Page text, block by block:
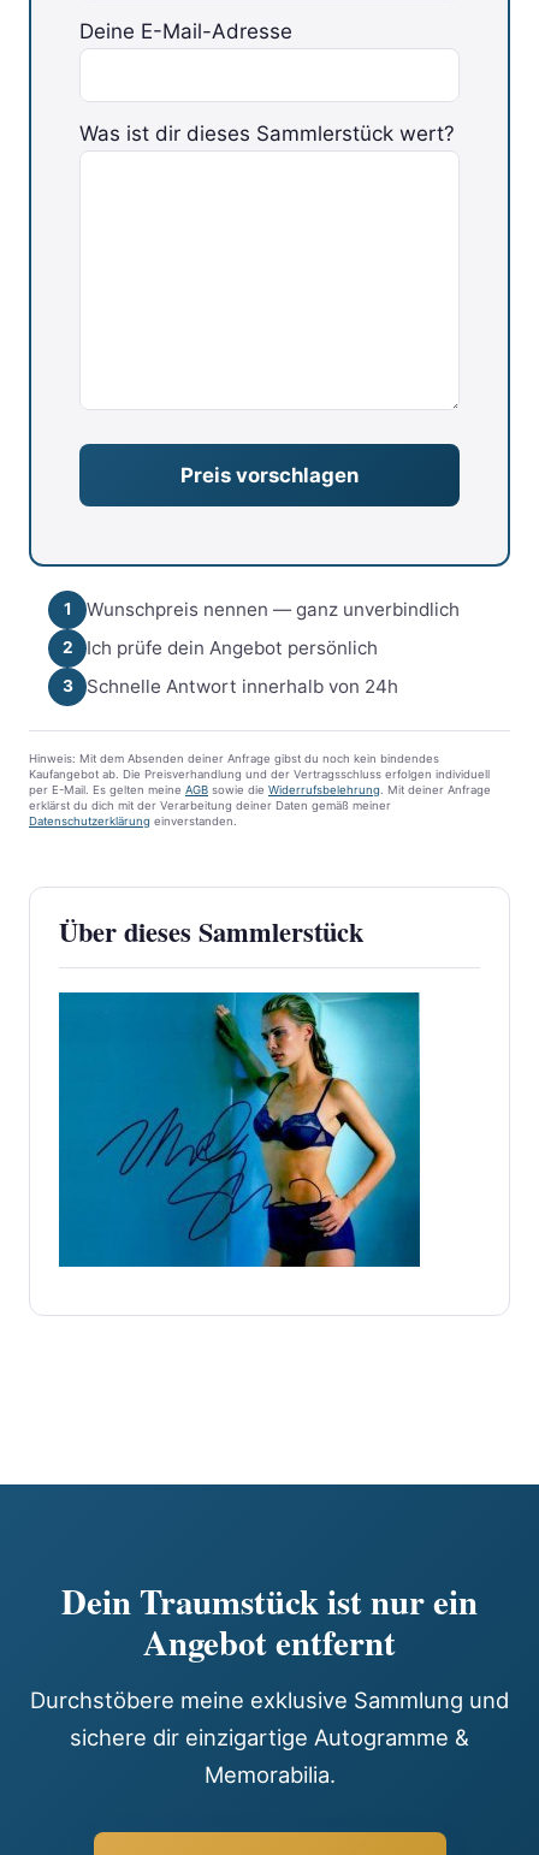
Deine E-Mail-Adresse
Bitte lasse dieses Feld leer.
Was ist dir dieses Sammlerstück wert?
1 Wunschpreis nennen — ganz unverbindlich
2 Ich prüfe dein Angebot persönlich
3 Schnelle Antwort innerhalb von 24h
Hinweis: Mit dem Absenden deiner Anfrage gibst du noch kein bindendes
Kaufangebot ab. Die Preisverhandlung und der Vertragsschluss erfolgen individuell
per E-Mail. Es gelten meine AGB sowie die Widerrufsbelehrung . Mit deiner Anfrage
erklärst du dich mit der Verarbeitung deiner Daten gemäß meiner
Datenschutzerklärung einverstanden.
Über dieses Sammlerstück
Dein Traumstück ist nur ein
Angebot entfernt
Durchstöbere meine exklusive Sammlung und
sichere dir einzigartige Autogramme &
Memorabilia.